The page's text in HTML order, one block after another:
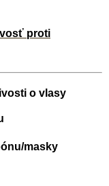
proti
o vlasy
masky